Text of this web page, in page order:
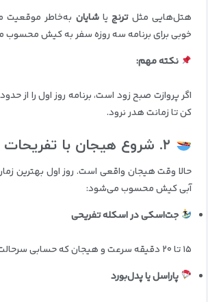
هتل‌هایی مثلترنجیاشایان به‌خاطر موقعیت
خوبی برای برنامه سه روزه سفر به کیش محسوب
نکته مهم:
اگر پروازت صبح زود است، برنامه روز اول را از حدود
کن تا زمانت هدر نرود.
حالا وقت هیجان واقعی است. روز اول بهترین
آبی کیش محسوب می‌شود:
جت‌اسکی در اسکله تفریحی
۱۵ تا ۲۰ دقیقه سرعت و هیجان که حسابی سرحالت می‌آورد.
پاراسل یا پدل‌بورد